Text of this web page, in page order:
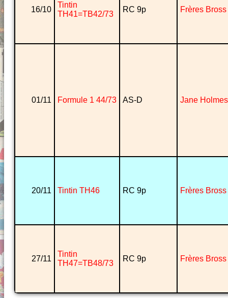
16/10
Tintin
TH41=TB42/73
RC 9p Frères Bross
01/11 Formule 1 44/73 AS-D Jane Holmes
20/11 Tintin TH46 RC 9p Frères Bross
27/11
Tintin
TH47=TB48/73
RC 9p Frères Bross